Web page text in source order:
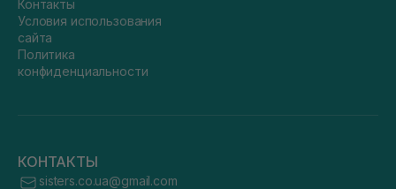
Контакты
Условия использования
сайта
Политика
конфиденциальности
КОНТАКТЫ
sisters.co.ua@gmail.com